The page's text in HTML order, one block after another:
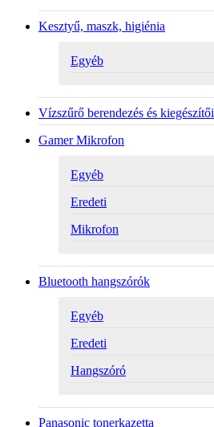
Kesztyű, maszk, higiénia
Egyéb
Vízszűrő berendezés és kiegészítői
Gamer Mikrofon
Egyéb
Eredeti
Mikrofon
Bluetooth hangszórók
Egyéb
Eredeti
Hangszóró
Panasonic tonerkazetta